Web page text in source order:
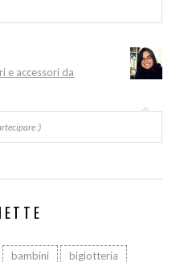
e accessori da
:)
bambini
bigiotteria